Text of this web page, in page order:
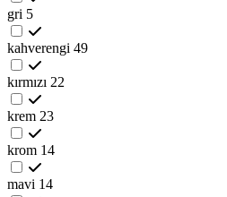
gri 5
kahverengi 49
kırmızı 22
krem 23
krom 14
mavi 14